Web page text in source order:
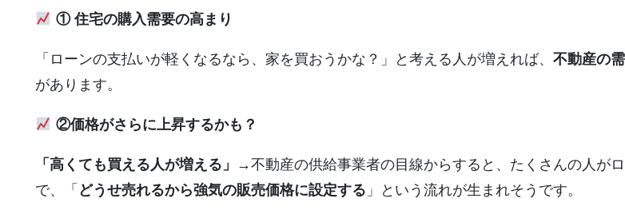
① 住宅の購入需要の高まり
「ローンの支払いが軽くなるなら、家を買おうかな？」と考える人が増えれば、 不動産の
があります。
②価格がさらに上昇するかも？
「高くても買える人が増える」→不動産の供給事業者の目線からすると、たくさんの人が
で、「 どうせ売れるから強気の販売価格に設定する 」という流れが生まれそうです。